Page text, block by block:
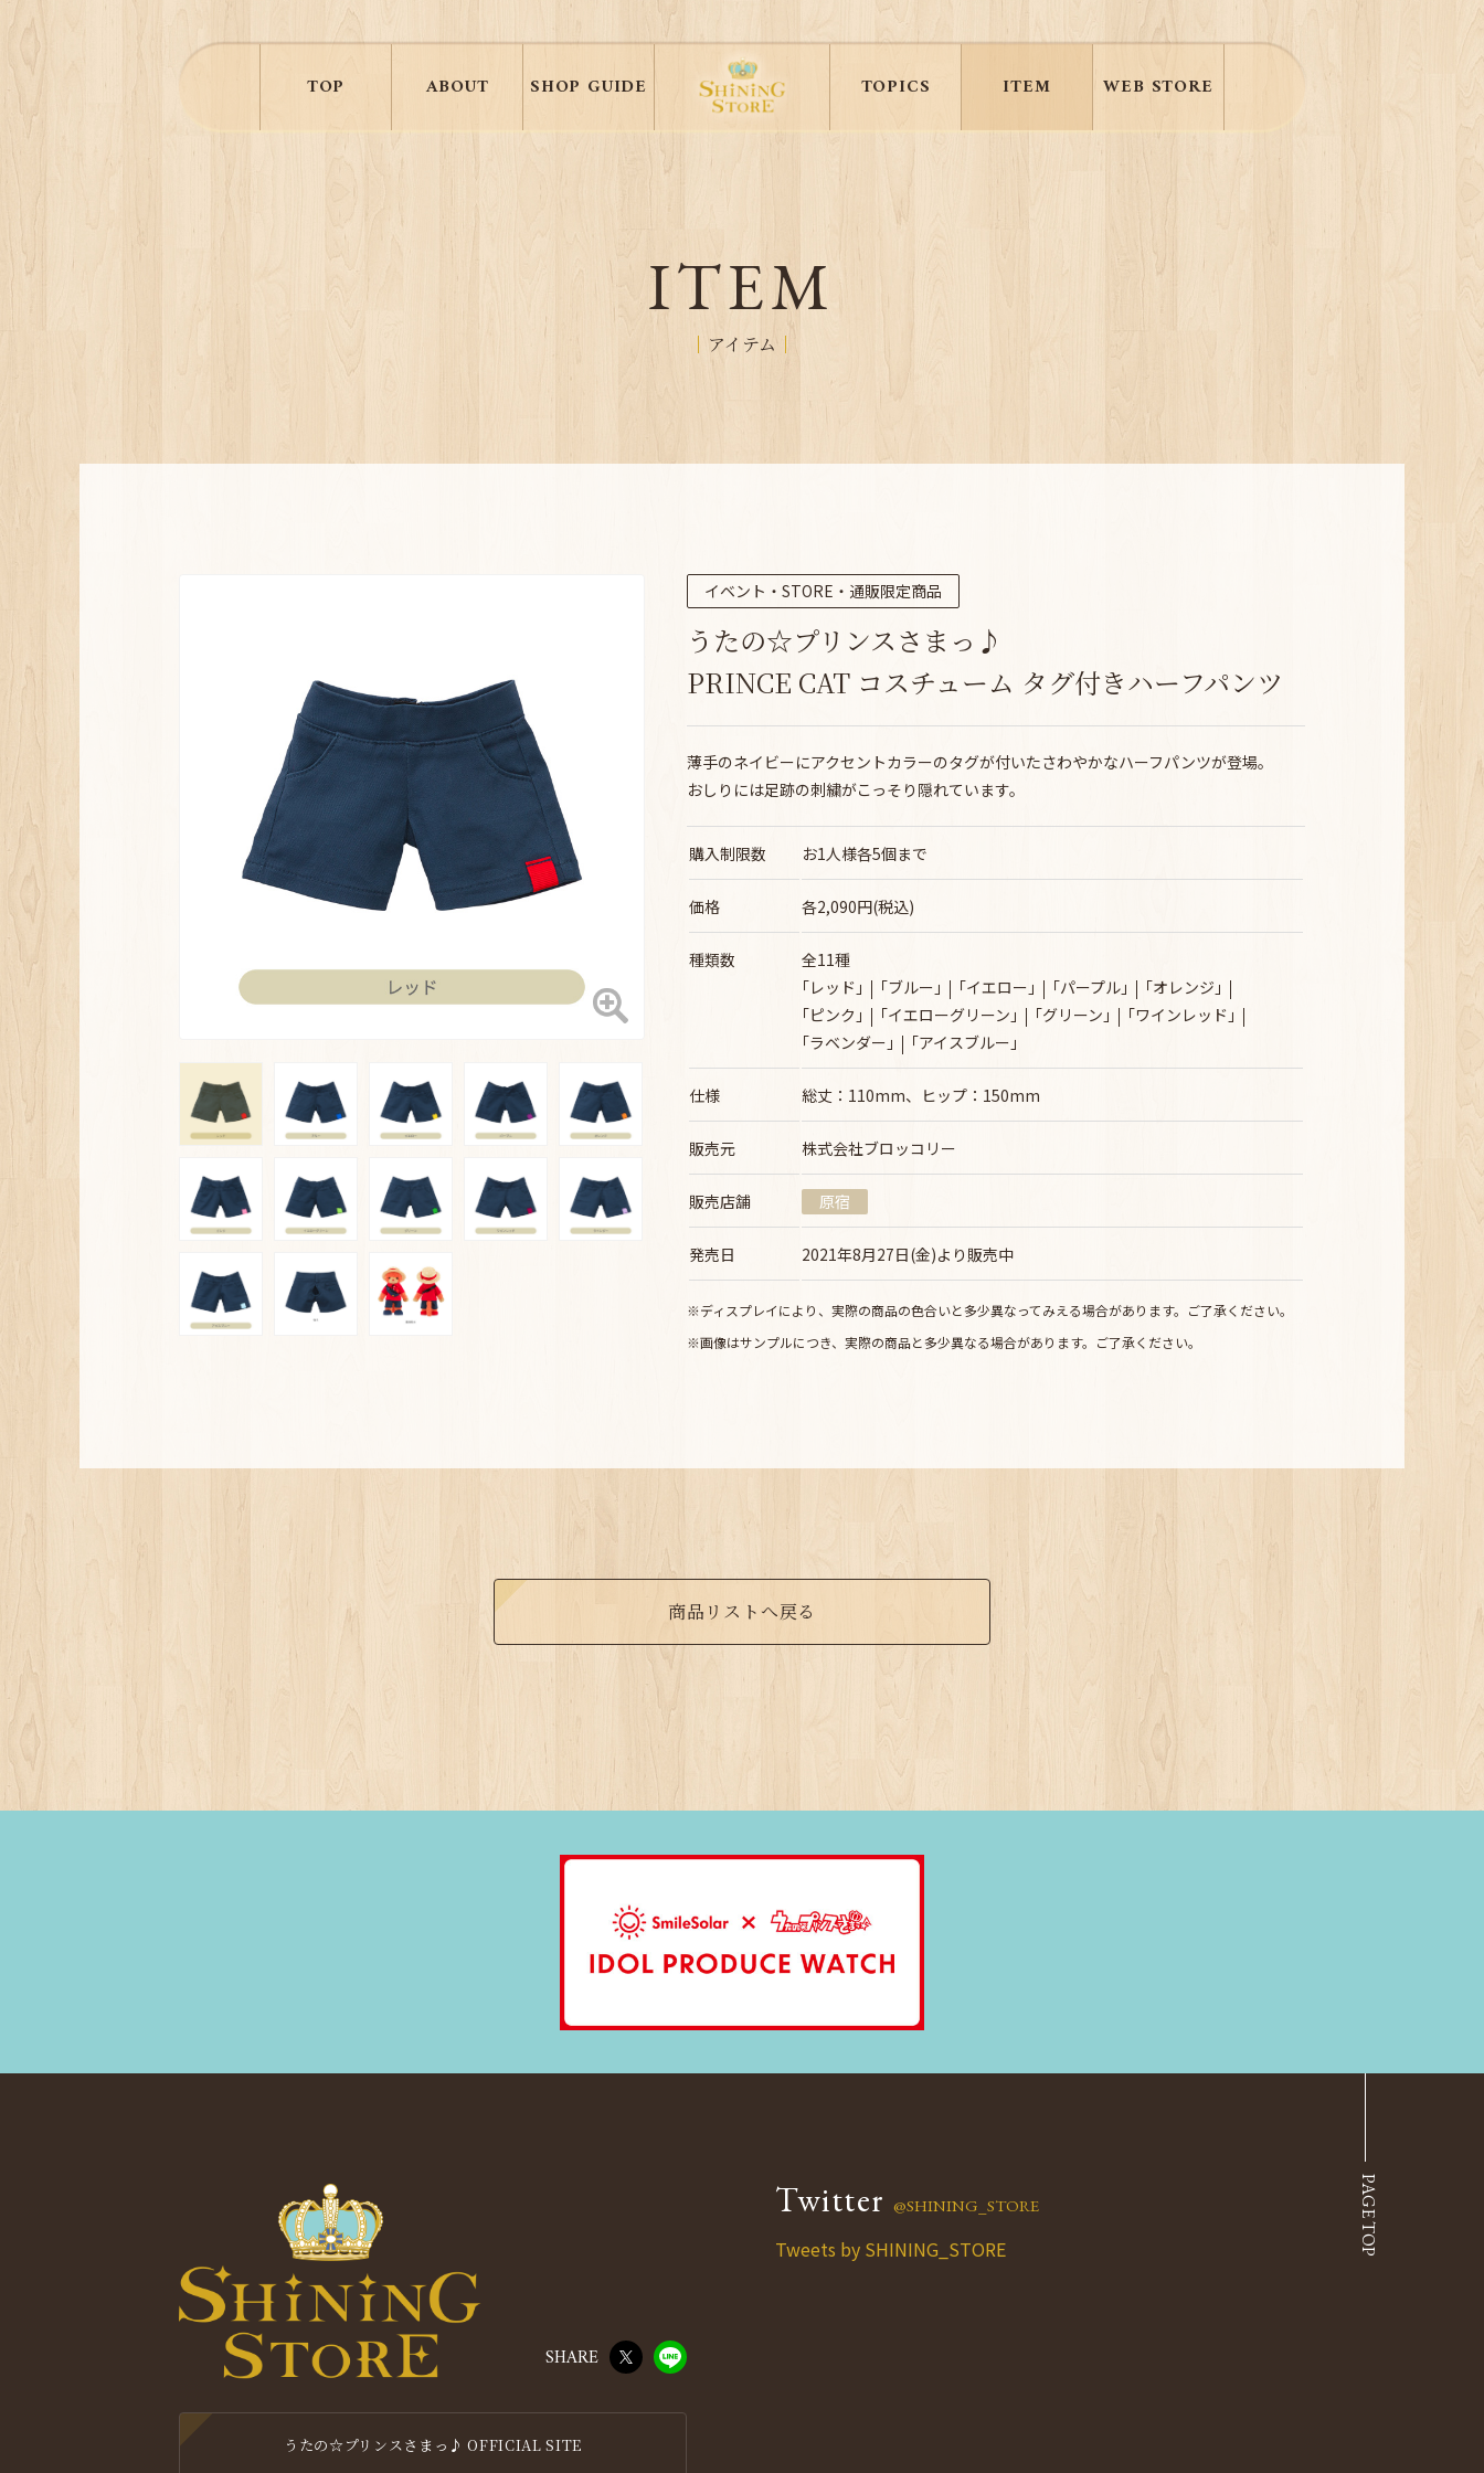
TOP ABOUT SHOP GUIDE TOPICS ITEM WEB STORE
ITEM
アイテム
イベント・STORE・通販限定商品
うたの☆プリンスさまっ♪
PRINCE CAT コスチューム タグ付きハーフパンツ
薄手のネイビーにアクセントカラーのタグが付いたさわやかなハーフパンツが登場。
おしりには足跡の刺繍がこっそり隠れています。
購入制限数 お1人様各5個まで
価格 各2,090円(税込)
種類数
全11種
｢レッド｣
｢ブルー｣ ｢イエロー｣ ｢パープル｣
｢オレンジ｣
｢ピンク｣
｢イエローグリーン｣ ｢グリーン｣
｢ワインレッド｣
｢ラベンダー｣
｢アイスブルー｣
仕様 総丈：110mm、ヒップ：150mm
販売元 株式会社ブロッコリー
販売店舗 原宿
発売日 2021年8月27日(金)より販売中
※ディスプレイにより、実際の商品の色合いと多少異なってみえる場合があります。ご了承ください。
※画像はサンプルにつき、実際の商品と多少異なる場合があります。ご了承ください。
商品リストへ戻る
Twitter @SHINING_STORE
Tweets by SHINING_STORE
SHARE
うたの☆プリンスさまっ♪ OFFICIAL SITE
PAGE TOP